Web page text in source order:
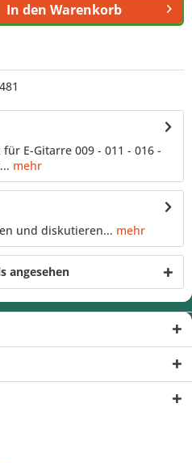
In den Warenkorb
E-Gitarre 009 - 011 - 016 -
mehr
und diskutieren... mehr
angesehen